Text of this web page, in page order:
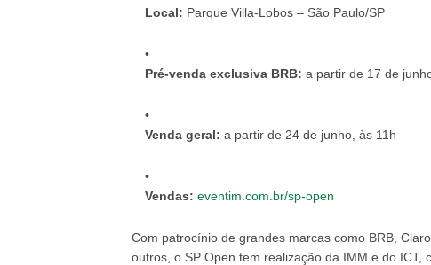
Local: Parque Villa-Lobos – São Paulo/SP
Pré-venda exclusiva BRB: a partir de 17 de
Venda geral: a partir de 24 de junho, às 11h
Vendas: eventim.com.br/sp-open
Com patrocínio de grandes marcas como BRB,
outros, o SP Open tem realização da IMM e do